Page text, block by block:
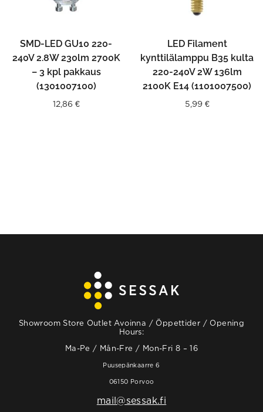
SMD-LED GU10 220-
240V 2.8W 230lm 2700K
– 3 kpl pakkaus
(1301007100)
12,86 €
LED Filament
kynttilälamppu B35 kulta
220-240V 2W 136lm
2100K E14 (1101007500)
5,99 €
Showroom Store Outlet Avoinna / Öppettider / Opening
Hours:
Ma-Pe / Mån-Fre / Mon-Fri 8 – 16
Puusepänkaarre 6
06150 Porvoo
mail@sessak.fi